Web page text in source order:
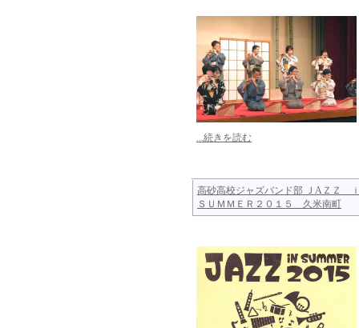
...続きを読む
高砂高校ジャズバンド部 ＪAＺＺ
ＳＵＭＭＥＲ２０１５ 久米南町